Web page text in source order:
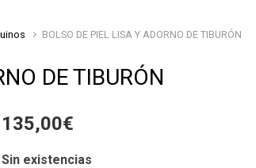
BOLSO DE PIEL LISA Y ADORNO DE TIBURÓN
DE TIBURÓN
135,00€
Sin existencias